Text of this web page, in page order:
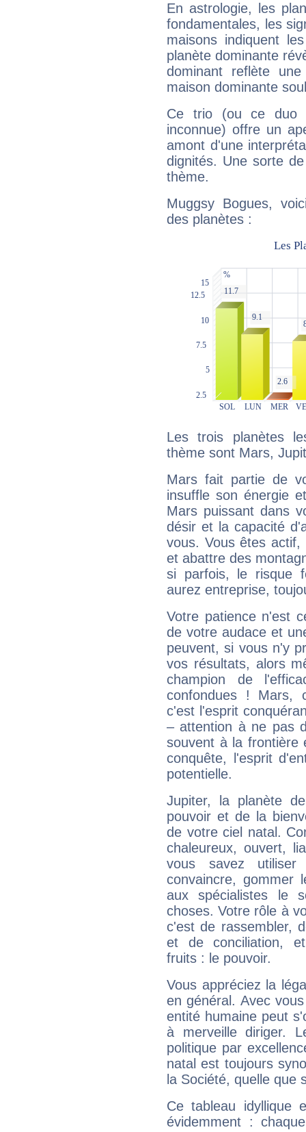
En astrologie, les
fondamentales, les
maisons indiquent
planète dominante
dominant reflète
maison dominante
Ce trio (ou ce duo
inconnue) offre un
amont d'une
dignités. Une sorte
thème.
Muggsy Bogues,
des planètes :
Les trois planètes
thème sont Mars,
Mars fait partie de
insuffle son énergie
Mars puissant dans
désir et la capacité
vous. Vous êtes
et abattre des
si parfois, le risque
aurez entreprise,
Votre patience n'est
de votre audace et
peuvent, si vous n'y
vos résultats, alors
champion de
confondues ! Mars,
c'est l'esprit
– attention à ne pas
souvent à la frontière
conquête, l'esprit
potentielle.
Jupiter, la planète
pouvoir et de la
de votre ciel natal.
chaleureux, ouvert,
vous savez
convaincre, gommer
aux spécialistes le
choses. Votre rôle à
c'est de rassembler,
et de conciliation,
fruits : le pouvoir.
Vous appréciez la
en général. Avec
entité humaine peut
à merveille diriger.
politique par
natal est toujours
la Société, quelle que
Ce tableau idyllique
évidemment :